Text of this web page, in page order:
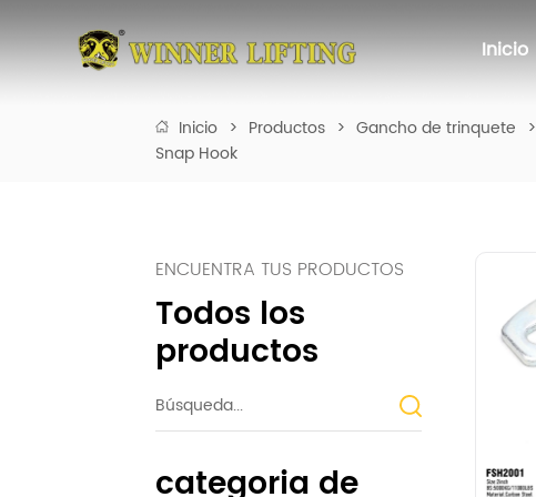
Inicio
Inicio > Productos > Gancho de trinquete >
Snap Hook
ENCUENTRA TUS PRODUCTOS
Todos los
productos
categoria de